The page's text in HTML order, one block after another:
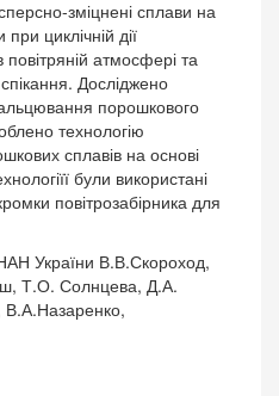
зміцнені сплави на
циклічній дії
повітряній атмосфері та
Досліджено
порошкового
технологію
сплавів на основі
були використані
повітрозабірника для
України В.В.Скороход,
Т.О. Солнцева, Д.А.